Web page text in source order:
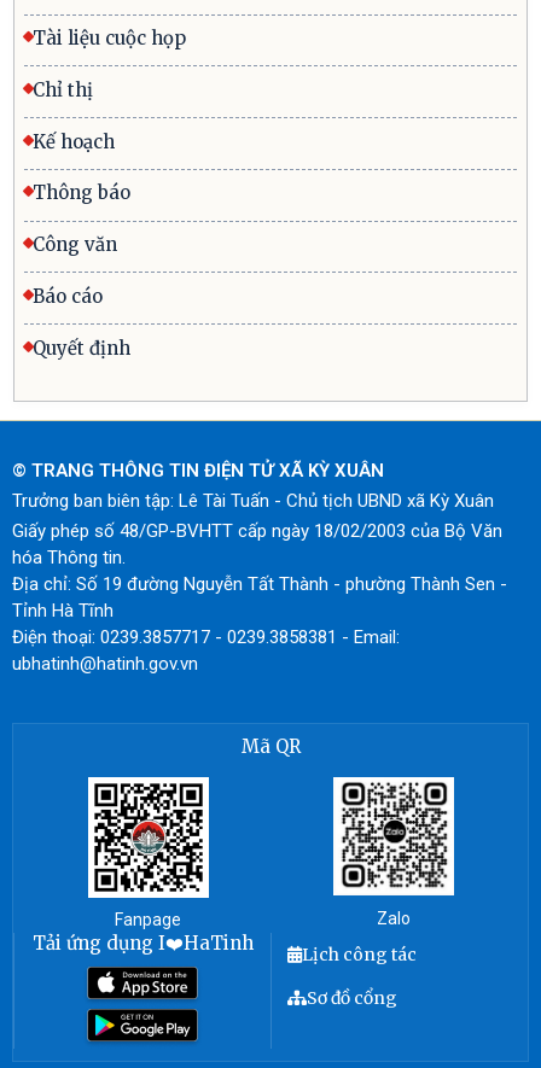
Tài liệu cuộc họp
Chỉ thị
Kế hoạch
Thông báo
Công văn
Báo cáo
Quyết định
© TRANG THÔNG TIN ĐIỆN TỬ XÃ KỲ XUÂN
Trưởng ban biên tập: Lê Tài Tuấn - Chủ tịch UBND xã Kỳ Xuân
Giấy phép số 48/GP-BVHTT cấp ngày 18/02/2003 của Bộ Văn
hóa Thông tin.
Địa chỉ: Số 19 đường Nguyễn Tất Thành - phường Thành Sen -
Tỉnh Hà Tĩnh
Điện thoại: 0239.3857717 - 0239.3858381 - Email:
ubhatinh@hatinh.gov.vn
Mã QR
Fanpage Zalo
Tải ứng dụng I❤️HaTinh
Lịch công tác
Sơ đồ cổng